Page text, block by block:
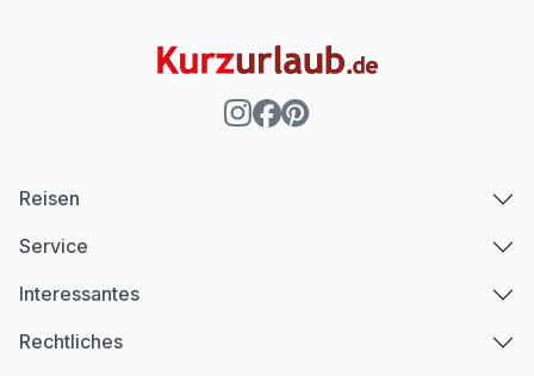
Reisen
Service
Interessantes
Rechtliches